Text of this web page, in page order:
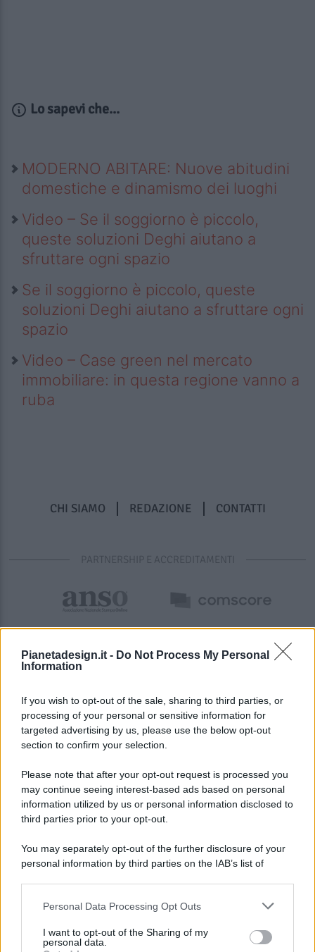
Pianetadesign.it - Do Not Process My Personal
Information
If you wish to opt-out of the sale, sharing to third parties, or
processing of your personal or sensitive information for
targeted advertising by us, please use the below opt-out
section to confirm your selection.
Please note that after your opt-out request is processed you
may continue seeing interest-based ads based on personal
information utilized by us or personal information disclosed to
third parties prior to your opt-out.
You may separately opt-out of the further disclosure of your
personal information by third parties on the IAB’s list of
This information may also be disclosed by us to third parties
disclose it to other third parties.
Personal Data Processing Opt Outs
I want to opt-out of the Sharing of my
personal data.
Lo sapevi che...
MODERNO ABITARE: Nuove abitudini
domestiche e dinamismo dei luoghi
Video – Se il soggiorno è piccolo,
queste soluzioni Deghi aiutano a
sfruttare ogni spazio
Se il soggiorno è piccolo, queste
soluzioni Deghi aiutano a sfruttare ogni
spazio
Video – Case green nel mercato
immobiliare: in questa regione vanno a
ruba
CHI SIAMO REDAZIONE CONTATTI
PARTNERSHIP E ACCREDITAMENTI
© 2026 - Pianeta Design - P.IVA 04827280654 - Testata
Registrata Al Tribunale Di Nocera Inferiore N. 8/2020 - RG N.
ISCRIZIONE AL ROC N. 35792 – ISCRITTA ALL’ANSO
(ASSOCIAZIONE NAZIONALE STAMPA ONLINE)
PREFERENZE PRIVACY